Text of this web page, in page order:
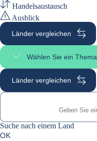
Handelsaustausch
Ausblick
Länder vergleichen
Wählen Sie ein Thema
Seitenabschnitt auswählen
Länder vergleichen
Suche nach einem Land
0suggestions
Suche nach einem Land
OK